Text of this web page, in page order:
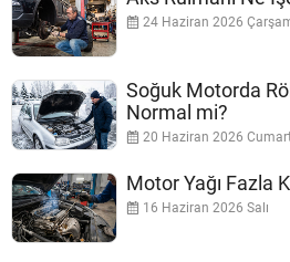
24 Haziran 2026
Soğuk Motorda
Normal mi?
20 Haziran 2026
Motor Yağı Fazla
16 Haziran 2026 Salı